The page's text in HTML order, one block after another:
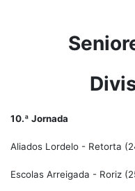
10.ª Jornada
Aliados Lordelo - Retorta
Escolas Arreigada - Roriz